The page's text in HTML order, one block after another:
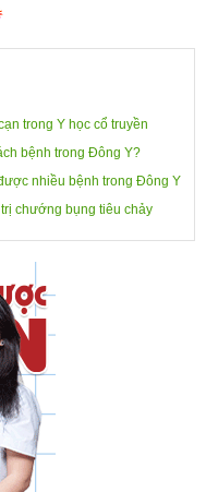
trong Y học cổ truyền
bệnh trong Đông Y?
nhiều bệnh trong Đông Y
chướng bụng tiêu chảy